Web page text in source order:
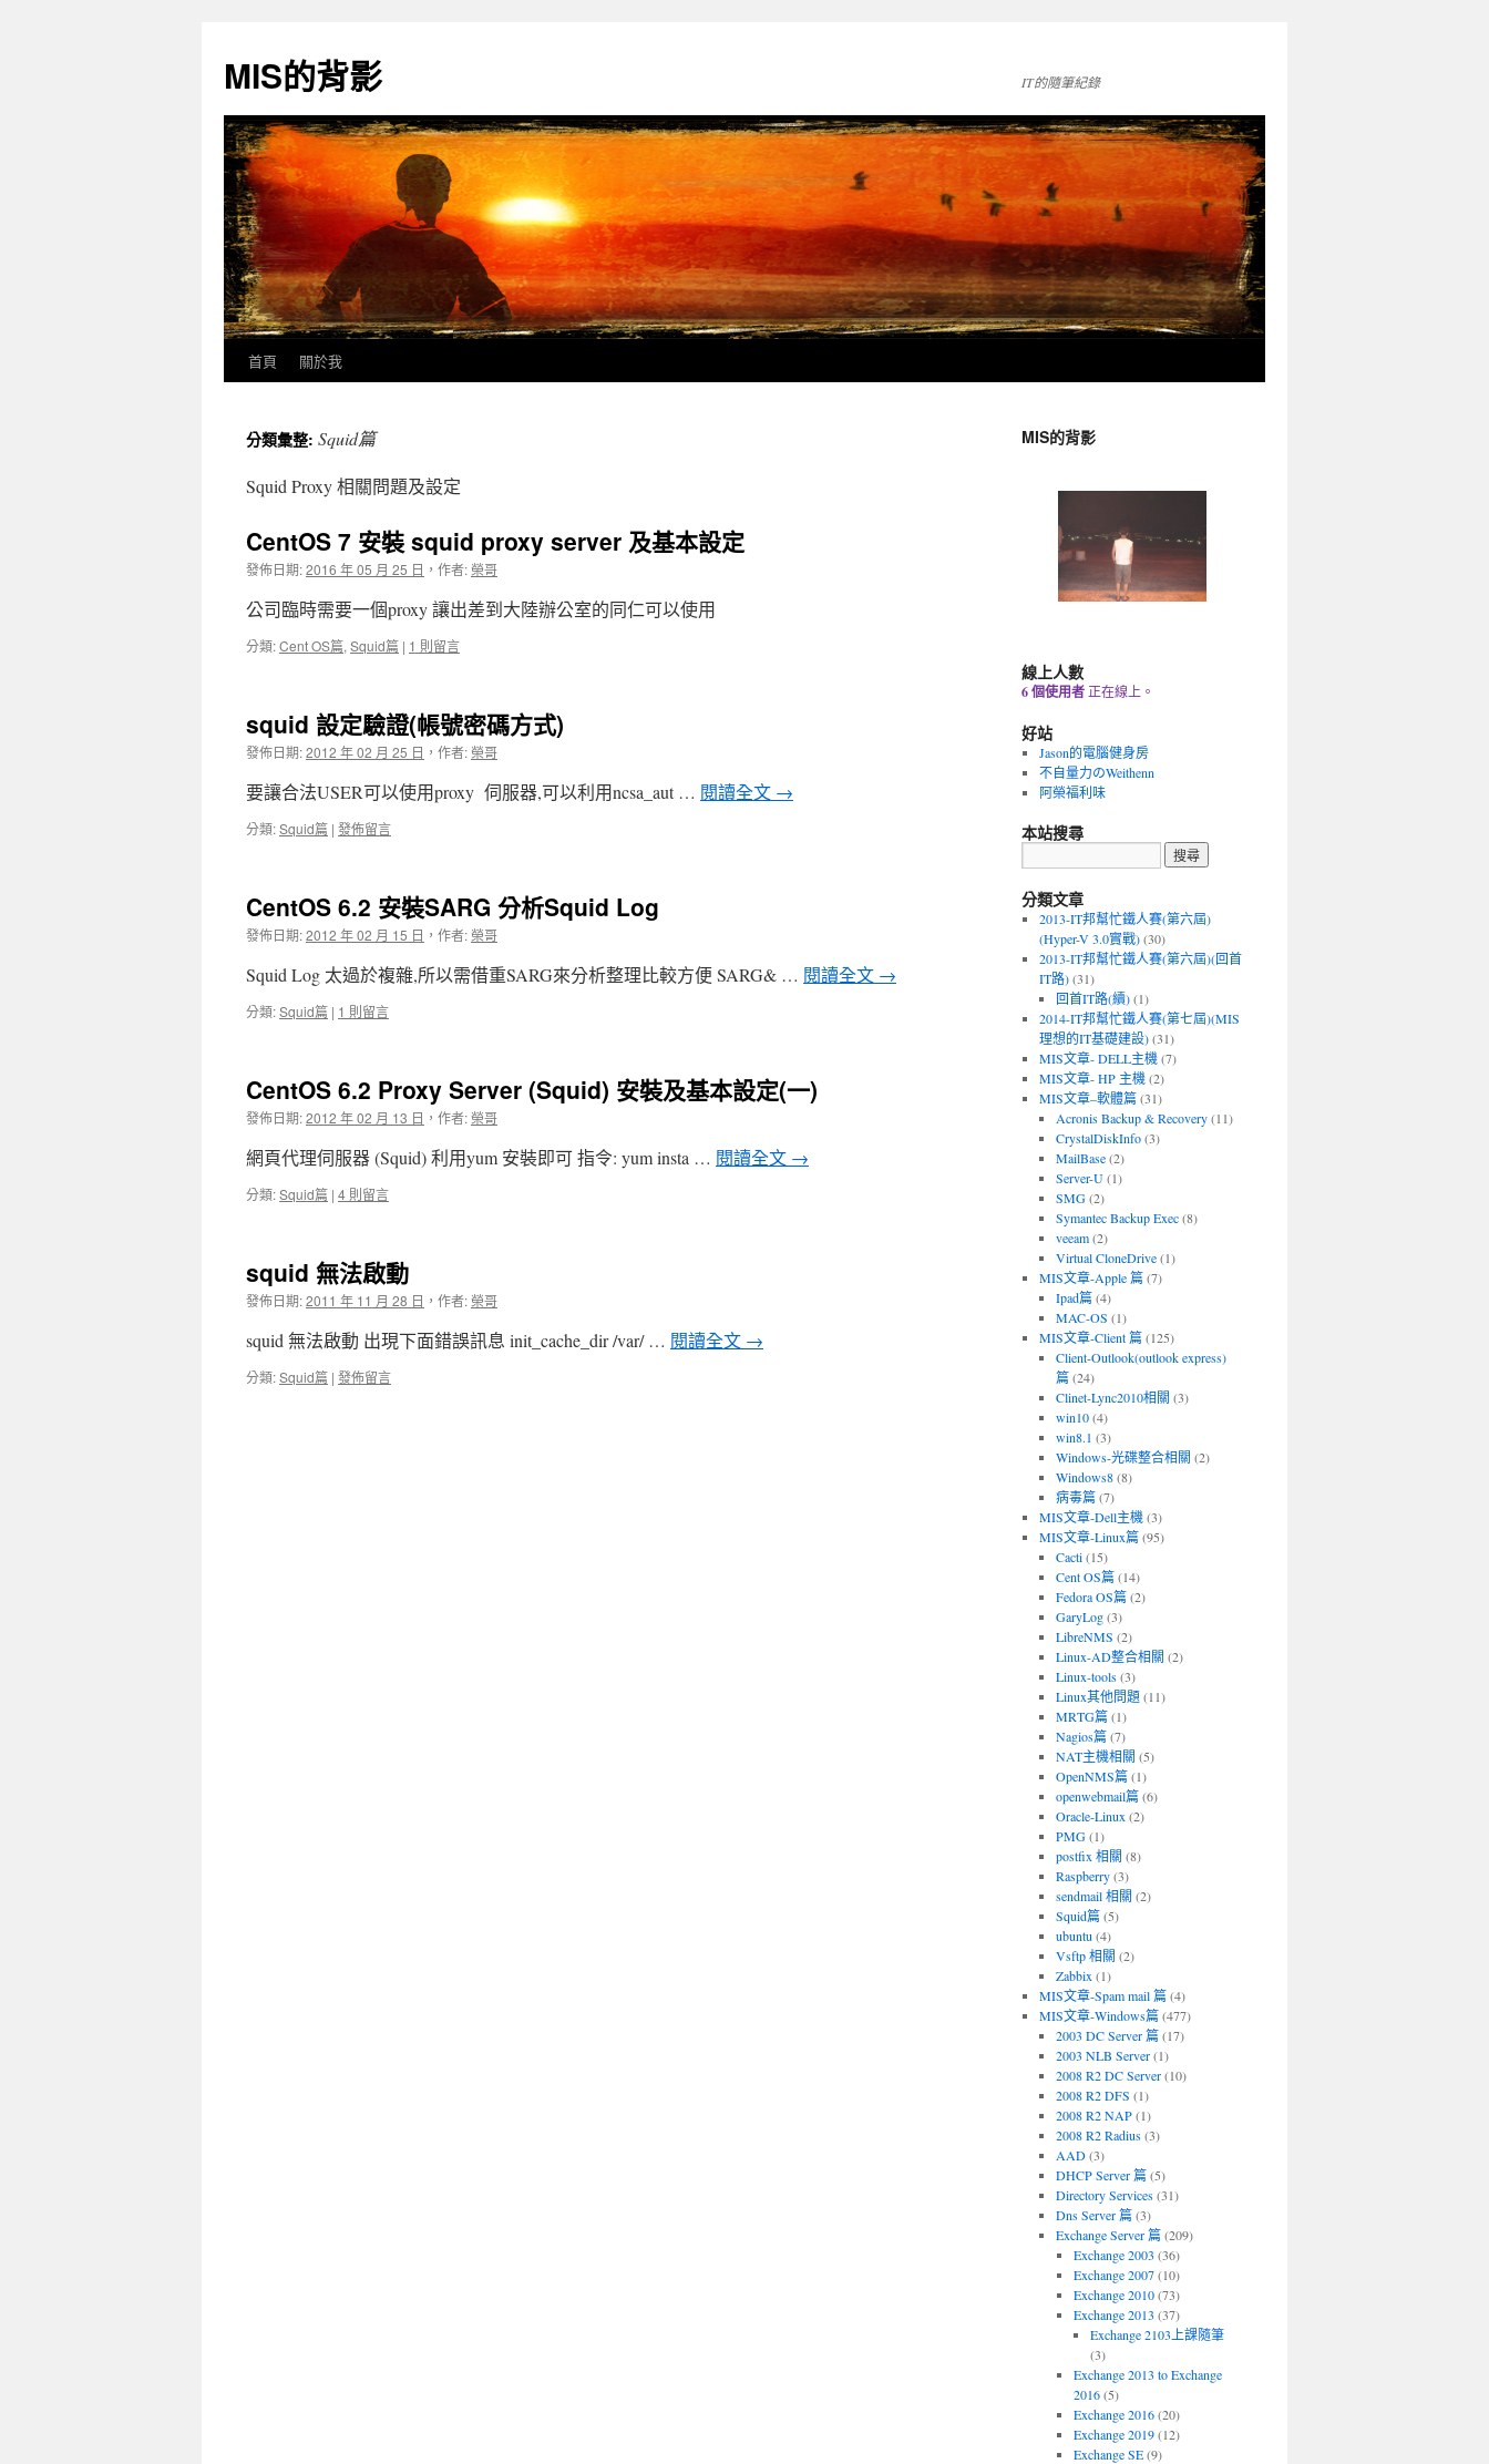
主
要
容
MIS的背影 IT的隨筆紀錄
首頁 關於我
分類彙整: Squid篇
Squid Proxy 相關問題及設定
CentOS 7 安裝 squid proxy server 及基本設定
發佈日期:2016 年 05 月 25 日 ， 作者:榮哥
公司臨時需要一個proxy 讓出差到大陸辦公室的同仁可以使用
分類:Cent OS篇, Squid篇 | 1 則留言
squid 設定驗證(帳號密碼方式)
發佈日期:2012 年 02 月 25 日 ， 作者:榮哥
要讓合法USER可以使用proxy 伺服器,可以利用ncsa_aut … 閱讀全文 →
分類:Squid篇 | 發佈留言
CentOS 6.2 安裝SARG 分析Squid Log
發佈日期:2012 年 02 月 15 日 ， 作者:榮哥
Squid Log 太過於複雜,所以需借重SARG來分析整理比較方便 SARG& … 閱讀全文 →
分類:Squid篇 | 1 則留言
CentOS 6.2 Proxy Server (Squid) 安裝及基本設定(一)
發佈日期:2012 年 02 月 13 日 ， 作者:榮哥
網頁代理伺服器 (Squid) 利用yum 安裝即可 指令: yum insta … 閱讀全文 →
分類:Squid篇 | 4 則留言
squid 無法啟動
發佈日期:2011 年 11 月 28 日 ， 作者:榮哥
squid 無法啟動 出現下面錯誤訊息 init_cache_dir /var/ … 閱讀全文 →
分類:Squid篇 | 發佈留言
MIS的背影
線上人數
6 個使用者 正在線上。
好站
Jason的電腦健身房
不自量力のWeithenn
阿榮福利味
本站搜尋
分類文章
2013-IT邦幫忙鐵人賽(第六屆)
(Hyper-V 3.0實戰)(30)
2013-IT邦幫忙鐵人賽(第六屆)(回首
IT路)(31)
回首IT路(續)(1)
2014-IT邦幫忙鐵人賽(第七屆)(MIS
理想的IT基礎建設)(31)
MIS文章- DELL主機(7)
MIS文章- HP 主機(2)
MIS文章–軟體篇(31)
Acronis Backup & Recovery(11)
CrystalDiskInfo(3)
MailBase(2)
Server-U(1)
SMG(2)
Symantec Backup Exec(8)
veeam(2)
Virtual CloneDrive(1)
MIS文章-Apple 篇(7)
Ipad篇(4)
MAC-OS (1)
MIS文章-Client 篇(125)
Client-Outlook(outlook express)
篇(24)
Clinet-Lync2010相關 (3)
win10(4)
win8.1 (3)
Windows-光碟整合相關 (2)
Windows8(8)
病毒篇(7)
MIS文章-Dell主機(3)
MIS文章-Linux篇(95)
Cacti(15)
Cent OS篇(14)
Fedora OS篇(2)
GaryLog(3)
LibreNMS (2)
Linux-AD整合相關 (2)
Linux-tools(3)
Linux其他問題(11)
MRTG篇(1)
Nagios篇(7)
NAT主機相關 (5)
OpenNMS篇(1)
openwebmail篇(6)
Oracle-Linux (2)
PMG(1)
postfix 相關 (8)
Raspberry(3)
sendmail 相關 (2)
Squid篇(5)
ubuntu (4)
Vsftp 相關 (2)
Zabbix (1)
MIS文章-Spam mail 篇(4)
MIS文章-Windows篇(477)
2003 DC Server 篇(17)
2003 NLB Server(1)
2008 R2 DC Server(10)
2008 R2 DFS (1)
2008 R2 NAP(1)
2008 R2 Radius(3)
AAD(3)
DHCP Server 篇(5)
Directory Services(31)
Dns Server 篇(3)
Exchange Server 篇(209)
Exchange 2003 (36)
Exchange 2007(10)
Exchange 2010(73)
Exchange 2013 (37)
Exchange 2103上課隨筆
(3)
Exchange 2013 to Exchange
2016(5)
Exchange 2016(20)
Exchange 2019(12)
Exchange SE(9)